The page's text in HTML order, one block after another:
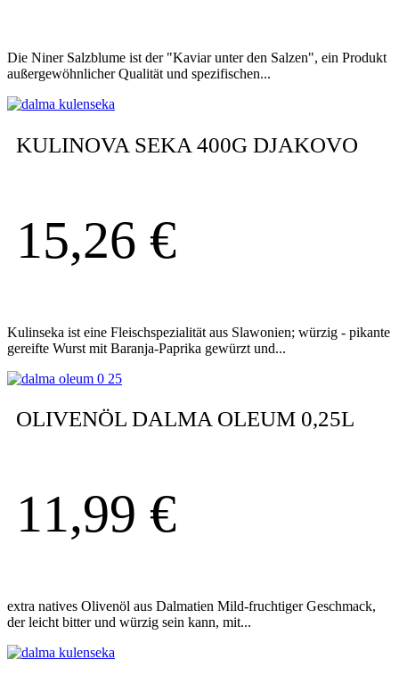
Die Niner Salzblume ist der "Kaviar unter den Salzen", ein Produkt
außergewöhnlicher Qualität und spezifischen...
KULINOVA SEKA 400G DJAKOVO
15,26 €
Kulinseka ist eine Fleischspezialität aus Slawonien; würzig - pikante
gereifte Wurst mit Baranja-Paprika gewürzt und...
OLIVENÖL DALMA OLEUM 0,25L
11,99 €
extra natives Olivenöl aus Dalmatien Mild-fruchtiger Geschmack,
der leicht bitter und würzig sein kann, mit...